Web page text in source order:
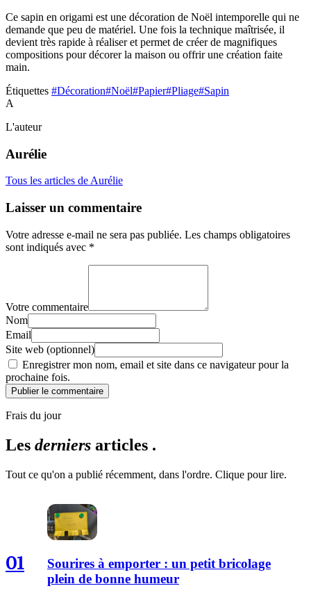
Ce sapin en origami est une décoration de Noël intemporelle qui ne
demande que peu de matériel. Une fois la technique maîtrisée, il
devient très rapide à réaliser et permet de créer de magnifiques
compositions pour décorer la maison ou offrir une création faite
main.
Étiquettes #Décoration#Noël#Papier#Pliage#Sapin
A
L'auteur
Aurélie
Tous les articles de Aurélie
Laisser un commentaire
Votre adresse e-mail ne sera pas publiée. Les champs obligatoires
sont indiqués avec *
Votre commentaire
Nom
Email
Site web (optionnel)
Enregistrer mon nom, email et site dans ce navigateur pour la
prochaine fois.
Publier le commentaire
Frais du jour
Les derniers articles .
Tout ce qu'on a publié récemment, dans l'ordre. Clique pour lire.
01
Sourires à emporter : un petit bricolage
plein de bonne humeur